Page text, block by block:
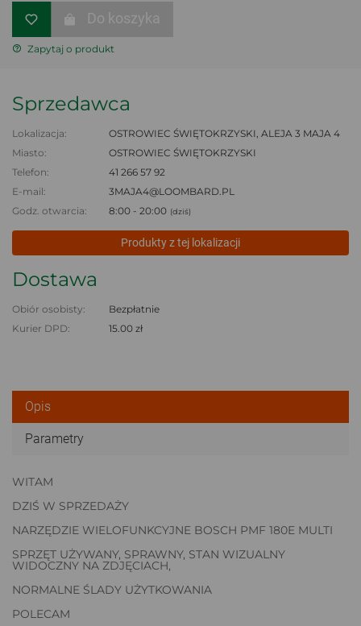
Do koszyka
Zapytaj o produkt
Sprzedawca
Lokalizacja:
OSTROWIEC ŚWIĘTOKRZYSKI, ALEJA 3 MAJA 4
Miasto:
OSTROWIEC ŚWIĘTOKRZYSKI
Telefon:
41 266 57 92
E-mail:
3MAJA4@LOOMBARD.PL
Godz. otwarcia:
8:00 - 20:00 (dziś)
Produkty z tej lokalizacji
Dostawa
Obiór osobisty:
Bezpłatnie
Kurier DPD:
15.00 zł
Opis
Parametry
WITAM
DZIŚ W SPRZEDAŻY
NARZĘDZIE WIELOFUNKCYJNE BOSCH PMF 180E MULTI
SPRZĘT UŻYWANY, SPRAWNY, STAN WIZUALNY
WIDOCZNY NA ZDJĘCIACH,
NORMALNE ŚLADY UŻYTKOWANIA
POLECAM